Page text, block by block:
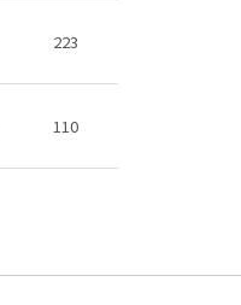
223
110